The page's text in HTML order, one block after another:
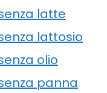
latte
lattosio
olio
panna